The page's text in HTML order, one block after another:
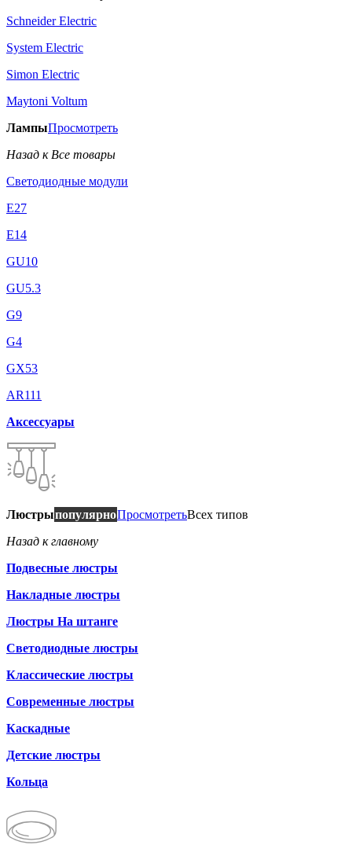
Schneider Electric
System Electric
Simon Electric
Maytoni Voltum
ЛампыПросмотреть
Назад к Все товары
Светодиодные модули
E27
E14
GU10
GU5.3
G9
G4
GX53
AR111
Аксессуары
ЛюстрыпопулярноПросмотретьВсех типов
Назад к главному
Подвесные люстры
Накладные люстры
Люстры На штанге
Светодиодные люстры
Классические люстры
Современные люстры
Каскадные
Детские люстры
Кольца